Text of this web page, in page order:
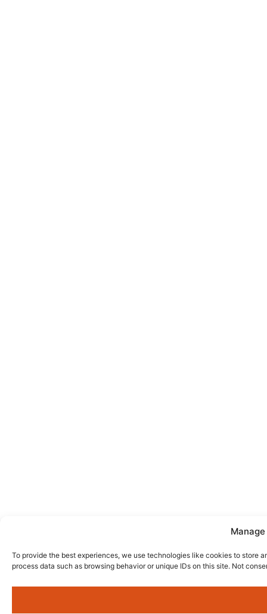
To provide the best experiences, we use technologies like cookies to store
process data such as browsing behavior or unique IDs on this site. Not